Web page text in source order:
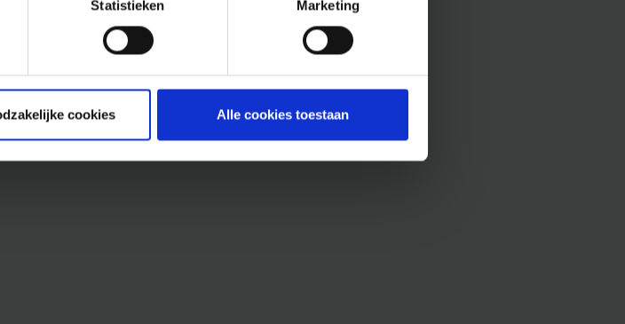
Statistieken Marketing
cookies Alle cookies toestaan